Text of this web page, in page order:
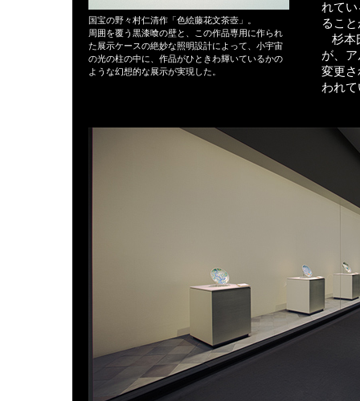
国宝の野々村仁清作「色絵藤花文茶壺」。
周囲を覆う黒漆喰の壁と、この作品専用に作られ
た展示ケースの絶妙な照明設計によって、小宇宙
の光の柱の中に、作品がひときわ輝いているかの
ような幻想的な展示が実現した。
れて
るこ
杉本
が、
変更
われ